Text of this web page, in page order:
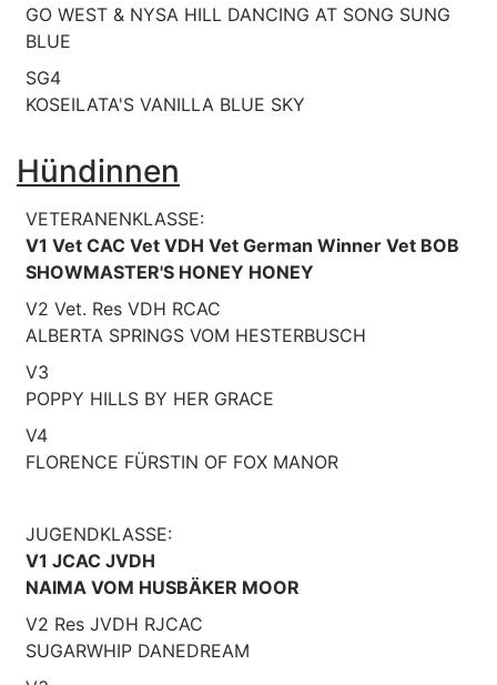
GO WEST & NYSA HILL DANCING AT SONG SUNG
BLUE
SG4
KOSEILATA'S VANILLA BLUE SKY
Hündinnen
VETERANENKLASSE:
V1 Vet CAC Vet VDH Vet German Winner Vet BOB
SHOWMASTER'S HONEY HONEY
V2 Vet. Res VDH RCAC
ALBERTA SPRINGS VOM HESTERBUSCH
V3
POPPY HILLS BY HER GRACE
V4
FLORENCE FÜRSTIN OF FOX MANOR
JUGENDKLASSE:
V1 JCAC JVDH
NAIMA VOM HUSBÄKER MOOR
V2 Res JVDH RJCAC
SUGARWHIP DANEDREAM